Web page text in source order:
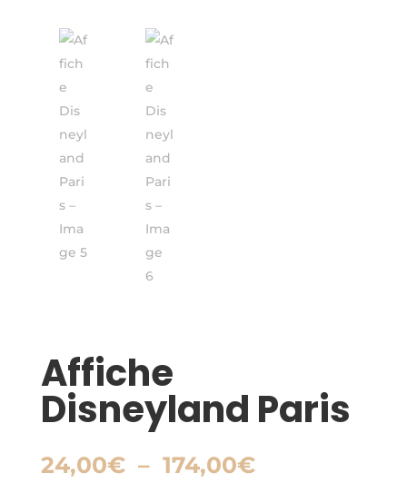
Affiche
Disneyland Paris
24,00€ – 174,00€Plage